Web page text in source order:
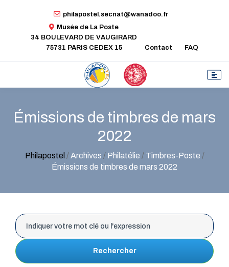
philapostel.secnat@wanadoo.fr
Musée de La Poste
34 BOULEVARD DE VAUGIRARD
75731 PARIS CEDEX 15
Contact FAQ
Émissions de timbres de mars
2022
Philapostel /Archives / Philatélie / Timbres-Poste /
Émissions de timbres de mars 2022
Rechercher